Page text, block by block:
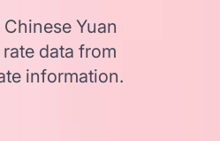
Yuan
data from
information.